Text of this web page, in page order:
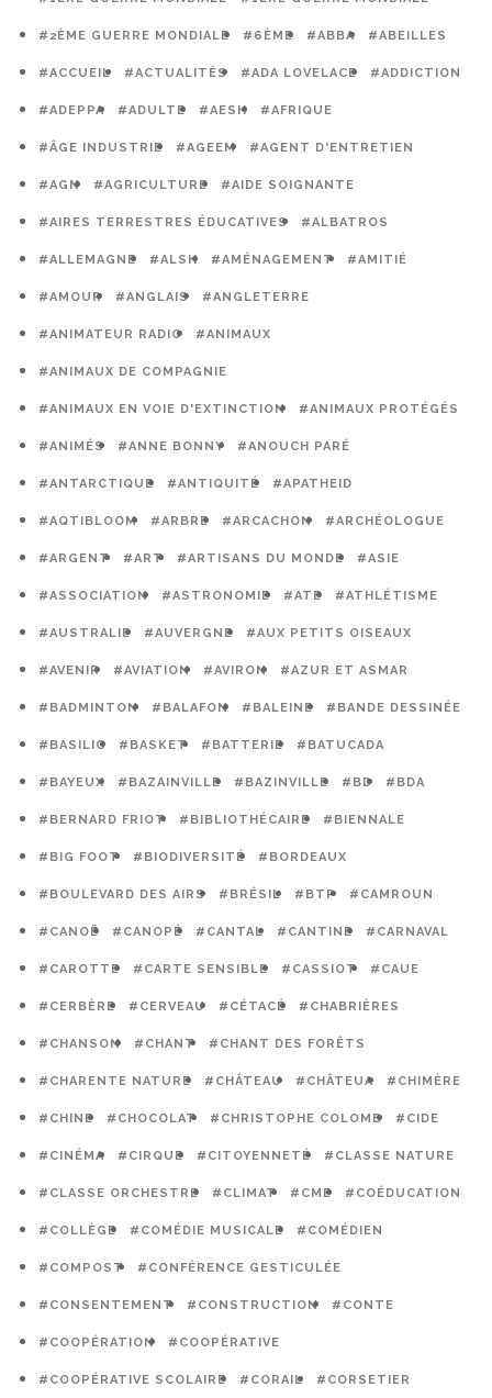
#2ÈME GUERRE MONDIALE #6ÈME #ABBA #ABEILLES
#ACCUEIL #ACTUALITÉS #ADA LOVELACE #ADDICTION
#ADEPPA #ADULTE #AESH #AFRIQUE
#ÂGE INDUSTRIE #AGEEM #AGENT D'ENTRETIEN
#AGN #AGRICULTURE #AIDE SOIGNANTE
#AIRES TERRESTRES ÉDUCATIVES #ALBATROS
#ALLEMAGNE #ALSH #AMÉNAGEMENT #AMITIÉ
#AMOUR #ANGLAIS #ANGLETERRE
#ANIMATEUR RADIO #ANIMAUX
#ANIMAUX DE COMPAGNIE
#ANIMAUX EN VOIE D'EXTINCTION #ANIMAUX PROTÉGÉS
#ANIMÉS #ANNE BONNY #ANOUCH PARÉ
#ANTARCTIQUE #ANTIQUITÉ #APATHEID
#AQTIBLOOM #ARBRE #ARCACHON #ARCHÉOLOGUE
#ARGENT #ART #ARTISANS DU MONDE #ASIE
#ASSOCIATION #ASTRONOMIE #ATE #ATHLÉTISME
#AUSTRALIE #AUVERGNE #AUX PETITS OISEAUX
#AVENIR #AVIATION #AVIRON #AZUR ET ASMAR
#BADMINTON #BALAFON #BALEINE #BANDE DESSINÉE
#BASILIC #BASKET #BATTERIE #BATUCADA
#BAYEUX #BAZAINVILLE #BAZINVILLE #BD #BDA
#BERNARD FRIOT #BIBLIOTHÉCAIRE #BIENNALE
#BIG FOOT #BIODIVERSITÉ #BORDEAUX
#BOULEVARD DES AIRS #BRÉSIL #BTP #CAMROUN
#CANOË #CANOPÉ #CANTAL #CANTINE #CARNAVAL
#CAROTTE #CARTE SENSIBLE #CASSIOT #CAUE
#CERBÈRE #CERVEAU #CÉTACÉ #CHABRIÈRES
#CHANSON #CHANT #CHANT DES FORÊTS
#CHARENTE NATURE #CHÂTEAU #CHÂTEUA #CHIMÈRE
#CHINE #CHOCOLAT #CHRISTOPHE COLOMB #CIDE
#CINÉMA #CIRQUE #CITOYENNETÉ #CLASSE NATURE
#CLASSE ORCHESTRE #CLIMAT #CME #COÉDUCATION
#COLLÈGE #COMÉDIE MUSICALE #COMÉDIEN
#COMPOST #CONFÉRENCE GESTICULÉE
#CONSENTEMENT #CONSTRUCTION #CONTE
#COOPÉRATION #COOPÉRATIVE
#COOPÉRATIVE SCOLAIRE #CORAIL #CORSETIER